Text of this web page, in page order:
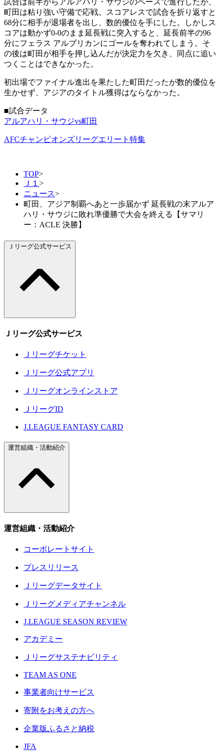
試合は前半からアルアハリ・サウジのペースで進行したが、
町田は粘り強い守備で応戦。スコアレスで試合を折り返すと
68分に相手が退場者を出し、数的優位を手にした。しかしス
コアは動かず0-0のまま延長戦に突入すると、延長前半の96
分にフェラス アルブリカンにゴールを奪われてしまう。そ
の後は町田が相手を押し込んだが決定力を欠き、同点に追い
つくことはできなかった。
初出場でファイナル進出を果たした町田だったが数的優位を
生かせず、アジアのタイトル獲得はならなかった。
■試合データ
アルアハリ・サウジvs町田
AFCチャンピオンズリーグエリート特集
TOP>
Ｊ１ >
ニュース>
町田、アジア制覇へあと一歩届かず 延長戦の末アルア
ハリ・サウジに敗れ準優勝で大会を終える【サマリ
ー：ACLE 決勝】
Ｊリーグ公式サービス
Ｊリーグ公式サービス
Ｊリーグチケット
Ｊリーグ公式アプリ
Ｊリーグオンラインストア
ＪリーグID
J.LEAGUE FANTASY CARD
運営組織・活動紹介
運営組織・活動紹介
コーポレートサイト
プレスリリース
Ｊリーグデータサイト
Ｊリーグメディアチャンネル
J.LEAGUE SEASON REVIEW
アカデミー
Ｊリーグサステナビリティ
TEAM AS ONE
事業者向けサービス
寄附をお考えの方へ
企業版ふるさと納税
JFA